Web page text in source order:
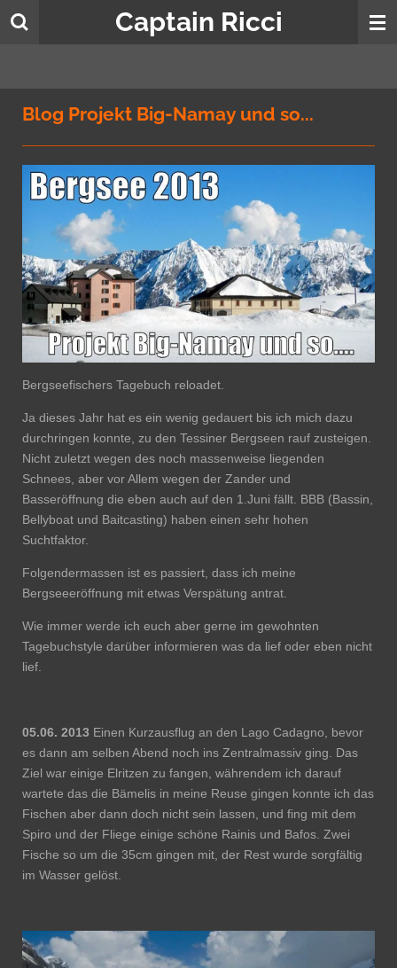
Zum
Captain Ricci
Blog Projekt Big-Namay und so...
Bergseefischers Tagebuch reloadet.
Ja dieses Jahr hat es ein wenig gedauert bis ich mich dazu
durchringen konnte, zu den Tessiner Bergseen rauf zusteigen.
Nicht zuletzt wegen des noch massenweise liegenden
Schnees, aber vor Allem wegen der Zander und
Basseröffnung die eben auch auf den 1.Juni fällt. BBB (Bassin,
Bellyboat und Baitcasting) haben einen sehr hohen
Suchtfaktor.
Folgendermassen ist es passiert, dass ich meine
Bergseeeröffnung mit etwas Verspätung antrat.
Wie immer werde ich euch aber gerne im gewohnten
Tagebuchstyle darüber informieren was da lief oder eben nicht
lief.
05.06. 2013 Einen Kurzausflug an den Lago Cadagno, bevor
es dann am selben Abend noch ins Zentralmassiv ging. Das
Ziel war einige Elritzen zu fangen, währendem ich darauf
wartete das die Bämelis in meine Reuse gingen konnte ich das
Fischen aber dann doch nicht sein lassen, und fing mit dem
Spiro und der Fliege einige schöne Rainis und Bafos. Zwei
Fische so um die 35cm gingen mit, der Rest wurde sorgfältig
im Wasser gelöst.